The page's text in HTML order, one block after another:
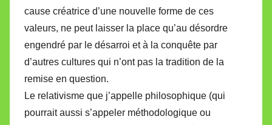
cause créatrice d’une nouvelle forme de ces
valeurs, ne peut laisser la place qu’au désordre
engendré par le désarroi et à la conquête par
d’autres cultures qui n’ont pas la tradition de la
remise en question.
Le relativisme que j’appelle philosophique (qui
pourrait aussi s’appeler méthodologique ou